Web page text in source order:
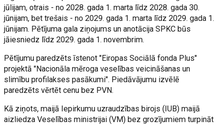
jūlijam, otrais - no 2028. gada 1. marta līdz 2028. gada 30.
jūnijam, bet trešais - no 2029. gada 1. marta līdz 2029. gada 1.
jūnijam. Pētījuma gala ziņojums un anotācija SPKC būs
jāiesniedz līdz 2029. gada 1. novembrim.
Pētījumu paredzēts īstenot "Eiropas Sociālā fonda Plus"
projektā "Nacionāla mēroga veselības veicināšanas un
slimību profilakses pasākumi". Piedāvājumu izvēlē
paredzēts vērtēt cenu bez PVN.
Kā ziņots, maijā Iepirkumu uzraudzības birojs (IUB) maijā
aizliedza Veselības ministrijai (VM) bez grozījumiem turpināt